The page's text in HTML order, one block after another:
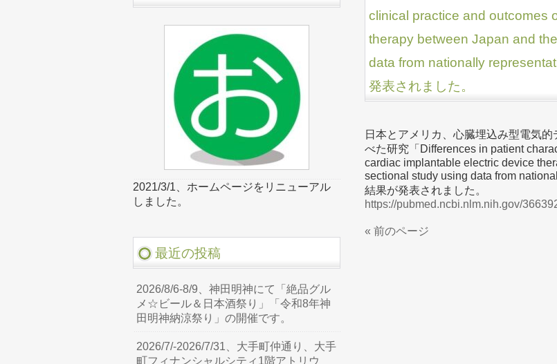
clinical practice and outcomes
therapy between Japan and
data from nationally
発表されました。
日本とアメリカ、心臓埋込み型電気
べた研究「Differences in patient
cardiac implantable electric device
sectional study using data from
結果が発表されました。
https://pubmed.ncbi.nlm.nih.gov/
« 前のページ
2021/3/1、ホームページをリニューアル
しました。
最近の投稿
2026/8/6-8/9、神田明神にて「絶品グル
メ☆ビール＆日本酒祭り」「令和8年神
田明神納涼祭り」の開催です。
2026/7/-2026/7/31、大手町仲通り、大手
町フィナンシャルシティ1階アトリウ